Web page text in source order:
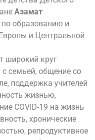
Азамат
образованию и
и Центральной
широкий круг
семьей, общение со
поддержка учителей
жизнью,
COVID-19 на жизнь
хронические
репродуктивное